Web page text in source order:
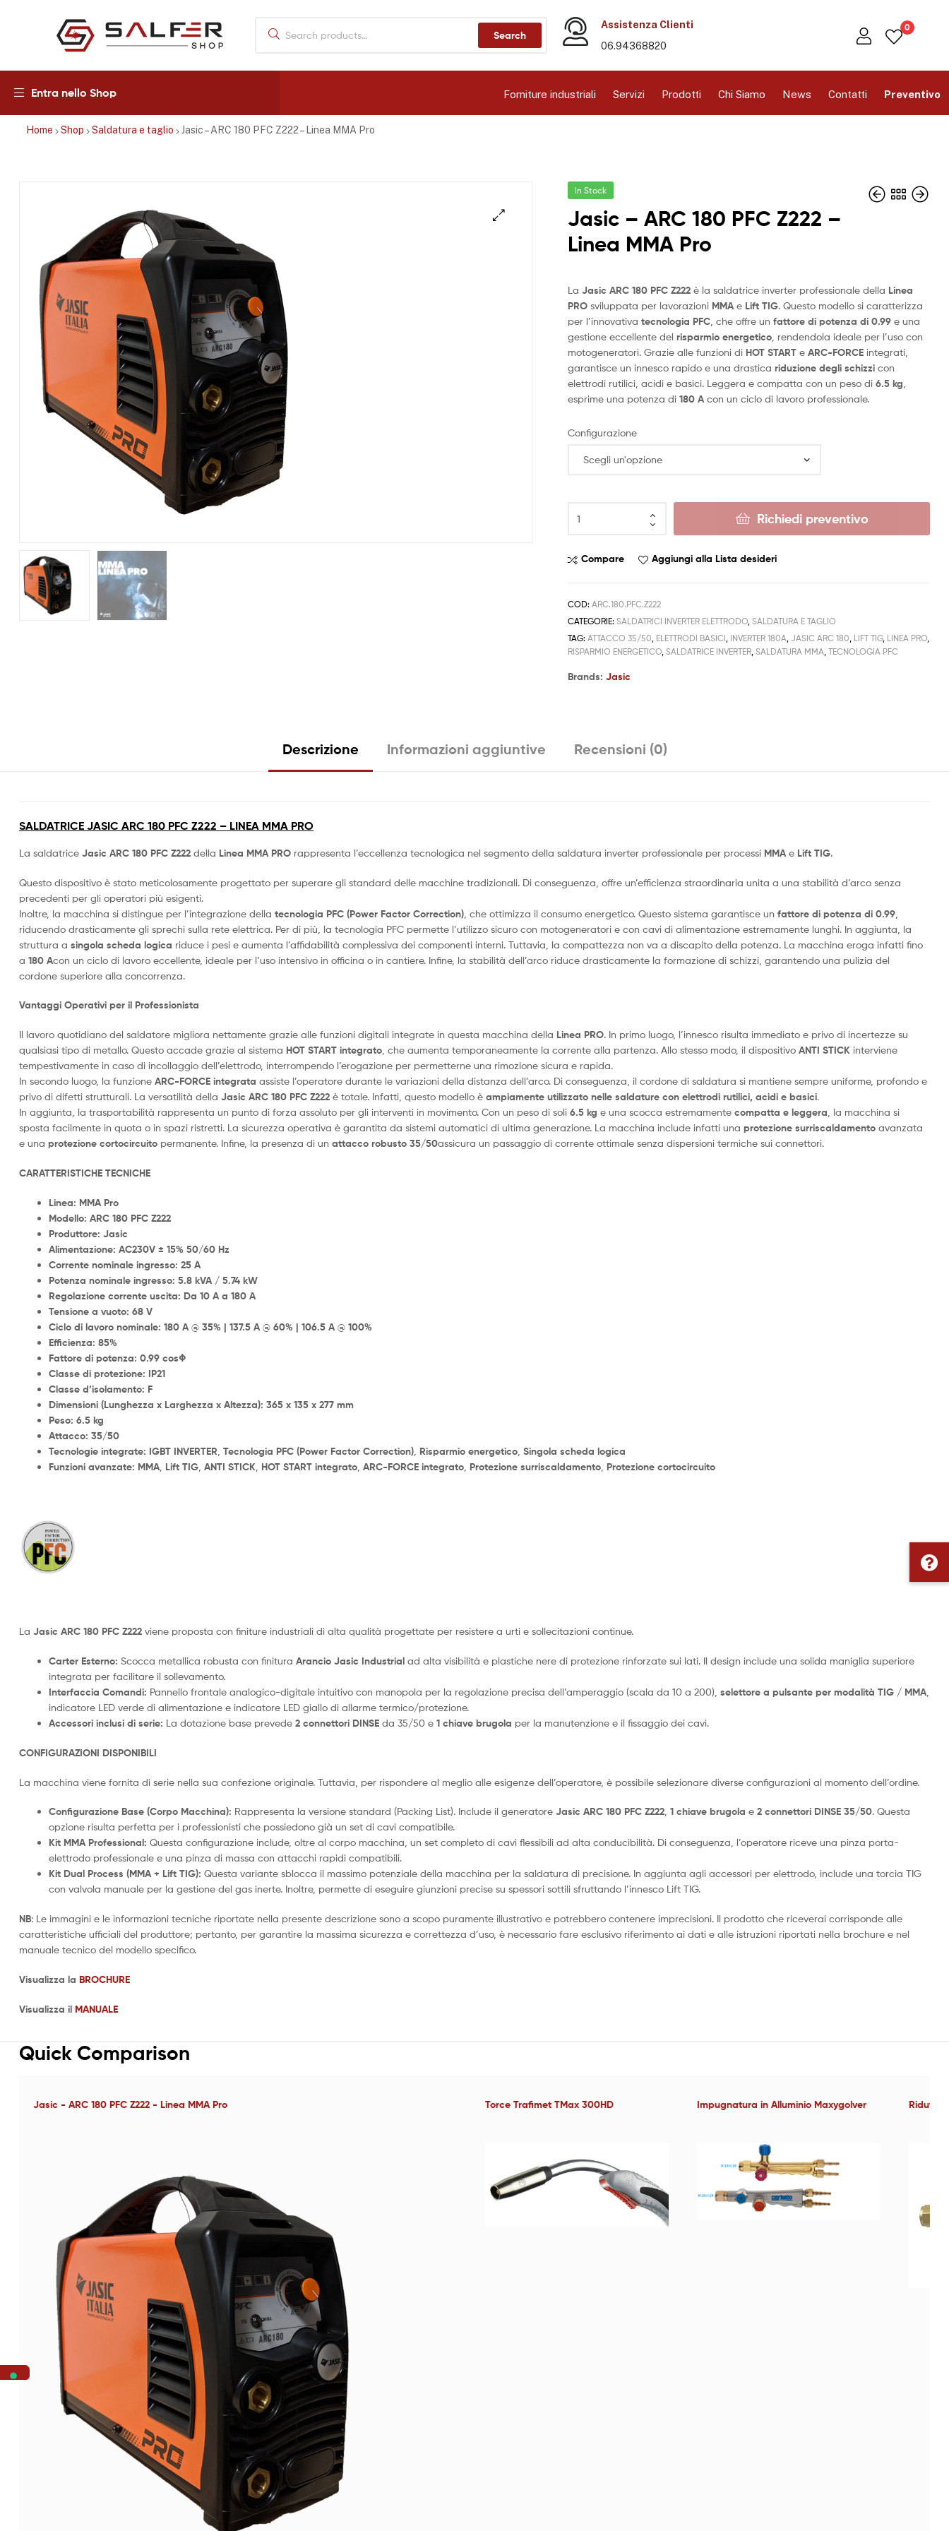
Salfershop
Search
Assistenza Clienti
06.94368820
0
Entra nello Shop Forniture industriali Servizi Prodotti Chi Siamo News Contatti Preventivo
Home Shop Saldatura e taglio Jasic – ARC 180 PFC Z222 – Linea MMA Pro
In Stock
Jasic – ARC 180 PFC Z222 –
Linea MMA Pro
LaJasic ARC 180 PFC Z222 è la saldatrice inverter professionale della Linea
PRO sviluppata per lavorazioni MMA e Lift TIG. Questo modello si caratterizza
per l’innovativatecnologia PFC , che offre unfattore di potenza di 0.99 e una
gestione eccellente delrisparmio energetico , rendendola ideale per l’uso con
motogeneratori. Grazie alle funzioni di HOT START eARC-FORCE integrati,
garantisce un innesco rapido e una drasticariduzione degli schizzi con
elettrodi rutilici, acidi e basici. Leggera e compatta con un peso di6.5 kg
esprime una potenza di180 A con un ciclo di lavoro professionale.
Configurazione
Richiedi preventivo
Compare Aggiungi alla Lista desideri
COD:ARC.180.PFC.Z222
CATEGORIE:SALDATRICI INVERTER ELETTRODO,SALDATURA E TAGLIO
TAG:ATTACCO 35/50, ELETTRODI BASICI, INVERTER 180A,JASIC ARC 180, LIFT TIG, LINEA PRO,
RISPARMIO ENERGETICO,SALDATRICE INVERTER,SALDATURA MMA,TECNOLOGIA PFC
Brands:Jasic
Descrizione Informazioni aggiuntive Recensioni (0)
SALDATRICE JASIC ARC 180 PFC Z222 – LINEA MMA PRO
La saldatrice Jasic ARC 180 PFC Z222 della Linea MMA PRO rappresenta l’eccellenza tecnologica nel segmento della saldatura inverter professionale per processi MMA e Lift TIG.
Questo dispositivo è stato meticolosamente progettato per superare gli standard delle macchine tradizionali. Di conseguenza, offre un’efficienza straordinaria unita a una stabilità d’arco senza
precedenti per gli operatori più esigenti.
Inoltre, la macchina si distingue per l’integrazione della tecnologia PFC (Power Factor Correction) , che ottimizza il consumo energetico. Questo sistema garantisce un fattore di potenza di 0.99
riducendo drasticamente gli sprechi sulla rete elettrica. Per di più, la tecnologia PFC permette l’utilizzo sicuro con motogeneratori e con cavi di alimentazione estremamente lunghi. In aggiunta, la
struttura a singola scheda logica riduce i pesi e aumenta l’affidabilità complessiva dei componenti interni. Tuttavia, la compattezza non va a discapito della potenza. La macchina eroga infatti fino
a 180 Acon un ciclo di lavoro eccellente, ideale per l’uso intensivo in officina o in cantiere. Infine, la stabilità dell’arco riduce drasticamente la formazione di schizzi, garantendo una pulizia del
cordone superiore alla concorrenza.
Vantaggi Operativi per il Professionista
Il lavoro quotidiano del saldatore migliora nettamente grazie alle funzioni digitali integrate in questa macchina della Linea PRO. In primo luogo, l’innesco risulta immediato e privo di incertezze su
qualsiasi tipo di metallo. Questo accade grazie al sistema HOT START integrato , che aumenta temporaneamente la corrente alla partenza. Allo stesso modo, il dispositivo ANTI STICK interviene
tempestivamente in caso di incollaggio dell’elettrodo, interrompendo l’erogazione per permetterne una rimozione sicura e rapida.
In secondo luogo, la funzione ARC-FORCE integrata assiste l’operatore durante le variazioni della distanza dell’arco. Di conseguenza, il cordone di saldatura si mantiene sempre uniforme, profondo e
privo di difetti strutturali. La versatilità della Jasic ARC 180 PFC Z222 è totale. Infatti, questo modello è ampiamente utilizzato nelle saldature con elettrodi rutilici, acidi e basici.
In aggiunta, la trasportabilità rappresenta un punto di forza assoluto per gli interventi in movimento. Con un peso di soli 6.5 kg e una scocca estremamente compatta e leggera , la macchina si
sposta facilmente in quota o in spazi ristretti. La sicurezza operativa è garantita da sistemi automatici di ultima generazione. La macchina include infatti una protezione surriscaldamento avanzata
e una protezione cortocircuito permanente. Infine, la presenza di un attacco robusto 35/50assicura un passaggio di corrente ottimale senza dispersioni termiche sui connettori.
CARATTERISTICHE TECNICHE
Linea: MMA Pro
Modello: ARC 180 PFC Z222
Produttore: Jasic
Alimentazione: AC230V ± 15% 50/60 Hz
Corrente nominale ingresso: 25 A
Potenza nominale ingresso: 5.8 kVA / 5.74 kW
Regolazione corrente uscita: Da 10 A a 180 A
Tensione a vuoto: 68 V
Ciclo di lavoro nominale: 180 A @ 35% | 137.5 A @ 60% | 106.5 A @ 100%
Efficienza: 85%
Fattore di potenza: 0.99 cosΦ
Classe di protezione: IP21
Classe d’isolamento: F
Dimensioni (Lunghezza x Larghezza x Altezza): 365 x 135 x 277 mm
Peso: 6.5 kg
Attacco: 35/50
Tecnologie integrate: IGBT INVERTER Tecnologia PFC (Power Factor Correction) Risparmio energetico Singola scheda logica
Funzioni avanzate: MMA Lift TIG ANTI STICK HOT START integrato ARC-FORCE integrato Protezione surriscaldamento Protezione cortocircuito
La Jasic ARC 180 PFC Z222 viene proposta con finiture industriali di alta qualità progettate per resistere a urti e sollecitazioni continue.
Carter Esterno: Scocca metallica robusta con finitura Arancio Jasic Industrial ad alta visibilità e plastiche nere di protezione rinforzate sui lati. Il design include una solida maniglia superiore
integrata per facilitare il sollevamento.
Interfaccia Comandi: Pannello frontale analogico-digitale intuitivo con manopola per la regolazione precisa dell’amperaggio (scala da 10 a 200), selettore a pulsante per modalità TIG / MMA
indicatore LED verde di alimentazione e indicatore LED giallo di allarme termico/protezione.
Accessori inclusi di serie: La dotazione base prevede 2 connettori DINSE da 35/50 e 1 chiave brugola per la manutenzione e il fissaggio dei cavi.
CONFIGURAZIONI DISPONIBILI
La macchina viene fornita di serie nella sua confezione originale. Tuttavia, per rispondere al meglio alle esigenze dell’operatore, è possibile selezionare diverse configurazioni al momento dell’ordine.
Configurazione Base (Corpo Macchina): Rappresenta la versione standard (Packing List). Include il generatore Jasic ARC 180 PFC Z222 1 chiave brugola e 2 connettori DINSE 35/50. Questa
opzione risulta perfetta per i professionisti che possiedono già un set di cavi compatibile.
Kit MMA Professional: Questa configurazione include, oltre al corpo macchina, un set completo di cavi flessibili ad alta conducibilità. Di conseguenza, l’operatore riceve una pinza porta-
elettrodo professionale e una pinza di massa con attacchi rapidi compatibili.
Kit Dual Process (MMA + Lift TIG): Questa variante sblocca il massimo potenziale della macchina per la saldatura di precisione. In aggiunta agli accessori per elettrodo, include una torcia TIG
con valvola manuale per la gestione del gas inerte. Inoltre, permette di eseguire giunzioni precise su spessori sottili sfruttando l’innesco Lift TIG.
NB: Le immagini e le informazioni tecniche riportate nella presente descrizione sono a scopo puramente illustrativo e potrebbero contenere imprecisioni. Il prodotto che riceverai corrisponde alle
caratteristiche ufficiali del produttore; pertanto, per garantire la massima sicurezza e correttezza d’uso, è necessario fare esclusivo riferimento ai dati e alle istruzioni riportati nella brochure e nel
manuale tecnico del modello specifico.
Visualizza la BROCHURE
Visualizza il MANUALE
Quick Comparison
Jasic - ARC 180 PFC Z222 - Linea MMA Pro Torce Trafimet TMax 300HD Impugnatura in Alluminio Maxygolver